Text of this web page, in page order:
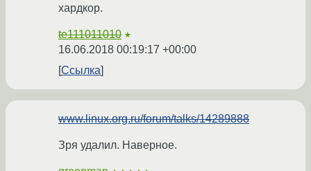
хардкор.
te111011010 ★
16.06.2018 00:19:17 +00:00
Ссылка
www.linux.org.ru/forum/talks/14289888
Зря удалил. Наверное.